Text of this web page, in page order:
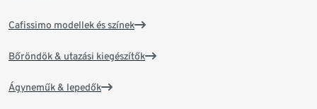
Cafissimo modellek és színek
Bőröndök & utazási kiegészítők
Ágyneműk & lepedők